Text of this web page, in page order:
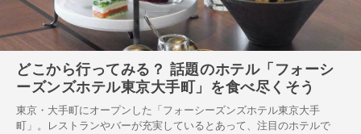
どこから行ってみる？ 話題のホテル「フォーシ
ーズンズホテル東京大手町」を食べ尽くそう
東京・大手町にオープンした「フォーシーズンズホテル東京大手
町」。レストランやバーが充実しているとあって、注目のホテルで